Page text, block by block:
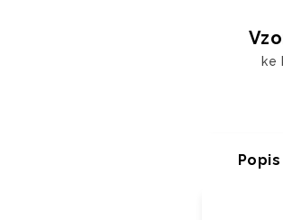
ke
Popis